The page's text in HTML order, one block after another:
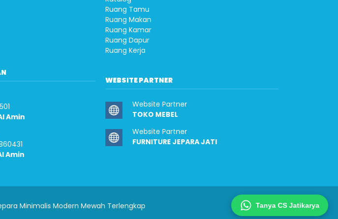
Amin
Amin
Ruang Tamu
Ruang Makan
Ruang Kamar
Ruang Dapur
Ruang Kerja
WEBSITE PARTNER
Website Partner
TOKO MEBEL
Website Partner
FURNITURE JEPARA JATI
Minimalis Modern Mewah Terlengkap Tanya CS Jatikarya